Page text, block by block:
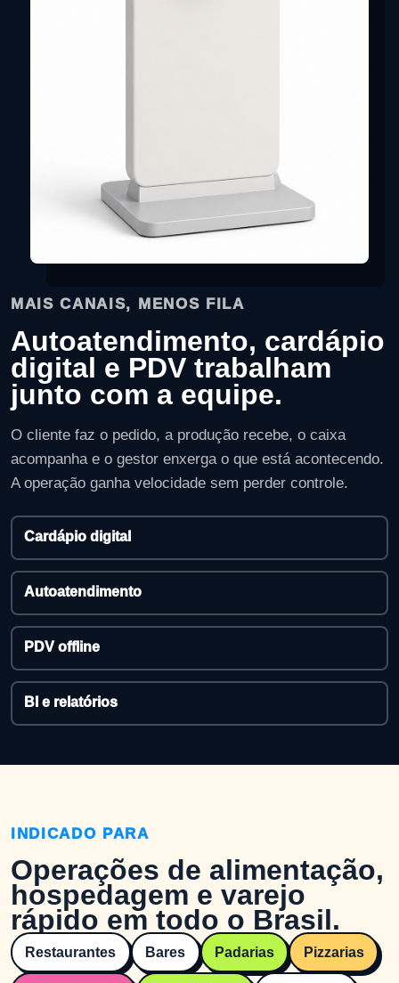
MAIS CANAIS, MENOS FILA
Autoatendimento, cardápio
digital e PDV trabalham
junto com a equipe.
O cliente faz o pedido, a produção recebe, o caixa
acompanha e o gestor enxerga o que está acontecendo.
A operação ganha velocidade sem perder controle.
Cardápio digital
Autoatendimento
PDV offline
BI e relatórios
INDICADO PARA
Operações de alimentação,
hospedagem e varejo
rápido em todo o Brasil.
Restaurantes Bares Padarias Pizzarias